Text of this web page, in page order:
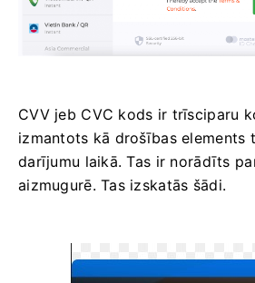
CVV jeb СVС kods ir trīsciparu
izmantots kā drošības elements
darījumu laikā. Tas ir norādīts
aizmugurē. Tas izskatās šādi.